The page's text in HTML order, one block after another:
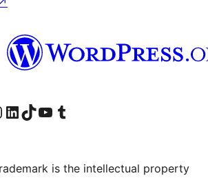
ziyaret edin
LinkedIn hesabımızı ziyaret edinTikTok hesabımızı ziyaret edinYouTube kanalımızı ziyaret edinTumblr hesabımızı ziyaret edin
is the intellectual property